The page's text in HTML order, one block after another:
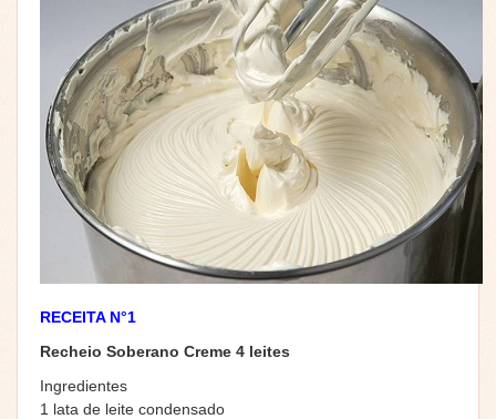
RECEITA N°1
Recheio Soberano Creme 4 leites
Ingredientes
1 lata de leite condensado